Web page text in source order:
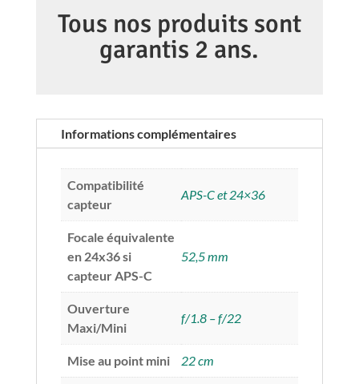
35mmTous nos produits sont
garantis 2 ans.
Informations complémentaires
Compatibilité
capteur
APS-C et 24×36
Focale équivalente
en 24x36 si
capteur APS-C
52,5 mm
Ouverture
Maxi/Mini
f/1.8 – f/22
Mise au point mini 22 cm